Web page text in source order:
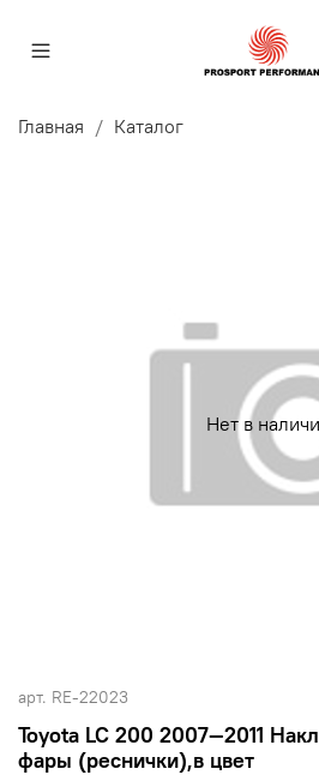
Главная Каталог
Нет в
арт. RE-22023
Toyota LC 200 2007—2011
фары (реснички),в цвет